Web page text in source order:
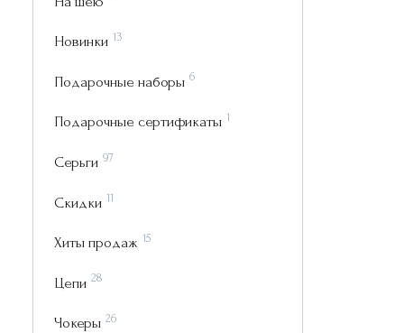
Новинки 13
Подарочные наборы 6
Подарочные сертификаты 1
Серьги 97
Скидки 11
Хиты продаж 15
Цепи 28
Чокеры 26